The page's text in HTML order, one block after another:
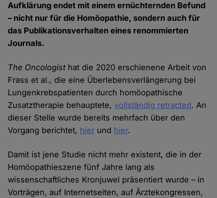
Aufklärung endet mit einem ernüchternden Befund
– nicht nur für die Homöopathie, sondern auch für
das Publikationsverhalten eines renommierten
Journals.
The Oncologisthat die 2020 erschienene Arbeit von
Frass et al., die eine Überlebensverlängerung bei
Lungenkrebspatienten durch homöopathische
Zusatztherapie behauptete,vollständig retracted. An
dieser Stelle wurde bereits mehrfach über den
Vorgang berichtet, hier und hier.
Damit ist jene Studie nicht mehr existent, die in der
Homöopathieszene fünf Jahre lang als
wissenschaftliches Kronjuwel präsentiert wurde – in
Vorträgen, auf Internetseiten, auf Ärztekongressen,